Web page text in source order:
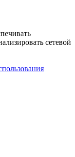
сетевой